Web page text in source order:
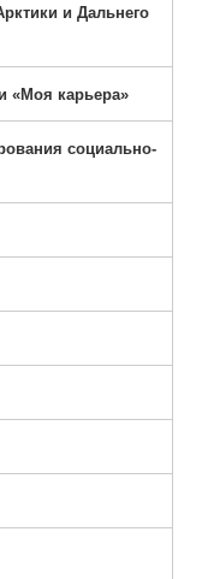
и Дальнего
«Моя карьера»
социально-